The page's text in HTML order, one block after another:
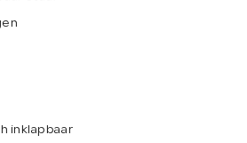
inklapbaar